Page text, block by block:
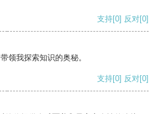
支持[0] 反对[0]
领我探索知识的奥秘。
支持[0] 反对[0]